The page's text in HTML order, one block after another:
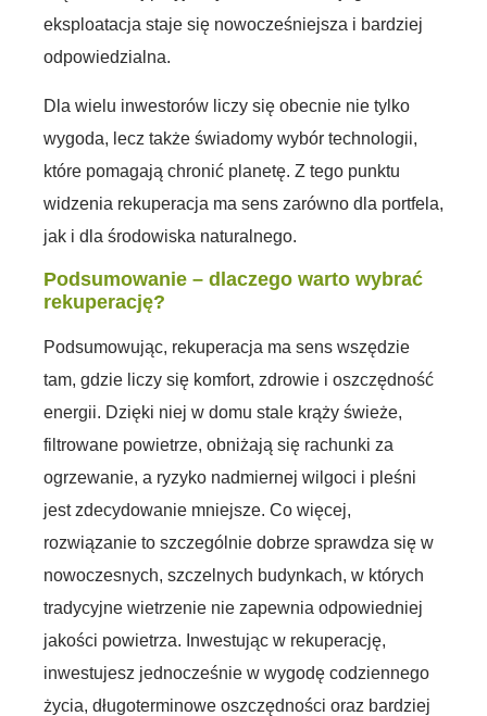
eksploatacja staje się nowocześniejsza i bardziej
odpowiedzialna.
Dla wielu inwestorów liczy się obecnie nie tylko
wygoda, lecz także świadomy wybór technologii,
które pomagają chronić planetę. Z tego punktu
widzenia rekuperacja ma sens zarówno dla portfela,
jak i dla środowiska naturalnego.
Podsumowanie – dlaczego warto wybrać
rekuperację?
Podsumowując, rekuperacja ma sens wszędzie
tam, gdzie liczy się komfort, zdrowie i oszczędność
energii. Dzięki niej w domu stale krąży świeże,
filtrowane powietrze, obniżają się rachunki za
ogrzewanie, a ryzyko nadmiernej wilgoci i pleśni
jest zdecydowanie mniejsze. Co więcej,
rozwiązanie to szczególnie dobrze sprawdza się w
nowoczesnych, szczelnych budynkach, w których
tradycyjne wietrzenie nie zapewnia odpowiedniej
jakości powietrza. Inwestując w rekuperację,
inwestujesz jednocześnie w wygodę codziennego
życia, długoterminowe oszczędności oraz bardziej